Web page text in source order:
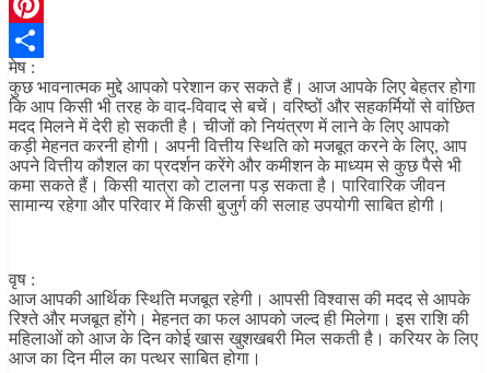
Telegram
Pinterest
Share
मेष :
कुछ भावनात्मक मुद्दे आपको परेशान कर सकते हैं। आज आपके लिए बेहतर होगा
कि आप किसी भी तरह के वाद-विवाद से बचें। वरिष्ठों और सहकर्मियों से वांछित
मदद मिलने में देरी हो सकती है। चीजों को नियंत्रण में लाने के लिए आपको
कड़ी मेहनत करनी होगी। अपनी वित्तीय स्थिति को मजबूत करने के लिए, आप
अपने वित्तीय कौशल का प्रदर्शन करेंगे और कमीशन के माध्यम से कुछ पैसे भी
कमा सकते हैं। किसी यात्रा को टालना पड़ सकता है। पारिवारिक जीवन
सामान्य रहेगा और परिवार में किसी बुजुर्ग की सलाह उपयोगी साबित होगी।
वृष :
आज आपकी आर्थिक स्थिति मजबूत रहेगी। आपसी विश्वास की मदद से आपके
रिश्ते और मजबूत होंगे। मेहनत का फल आपको जल्द ही मिलेगा। इस राशि की
महिलाओं को आज के दिन कोई खास खुशखबरी मिल सकती है। करियर के लिए
आज का दिन मील का पत्थर साबित होगा।